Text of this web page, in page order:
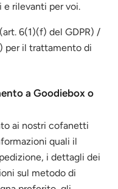
e rilevanti per voi.
6(1)(f) del GDPR) /
per il trattamento di
a Goodiebox o
ai nostri cofanetti
quali il
i dettagli dei
sul metodo di